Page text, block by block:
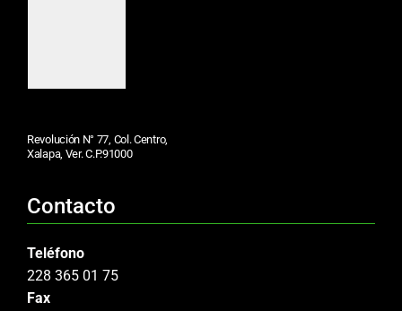
Revolución N° 77, Col. Centro,
Xalapa, Ver. C.P.91000
Contacto
Teléfono
228 365 01 75
Fax